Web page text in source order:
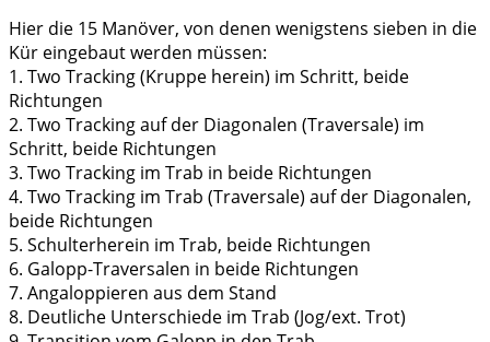
Hier die 15 Manöver, von denen wenigstens sieben in die
Kür eingebaut werden müssen:
1. Two Tracking (Kruppe herein) im Schritt, beide
Richtungen
2. Two Tracking auf der Diagonalen (Traversale) im
Schritt, beide Richtungen
3. Two Tracking im Trab in beide Richtungen
4. Two Tracking im Trab (Traversale) auf der Diagonalen,
beide Richtungen
5. Schulterherein im Trab, beide Richtungen
6. Galopp-Traversalen in beide Richtungen
7. Angaloppieren aus dem Stand
8. Deutliche Unterschiede im Trab (Jog/ext. Trot)